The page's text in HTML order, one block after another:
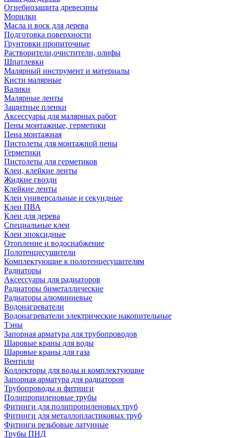
Огнебиозащита древесины
Морилки
Масла и воск для дерева
Подготовка поверхности
Грунтовки пропиточные
Растворители,очистители, олифы
Шпатлевки
Малярный инструмент и материалы
Кисти малярные
Валики
Малярные ленты
Защитные пленки
Аксессуары для малярных работ
Пены монтажные, герметики
Пена монтажная
Пистолеты для монтажной пены
Герметики
Пистолеты для герметиков
Клеи, клейкие ленты
Жидкие гвозди
Клейкие ленты
Клеи универсальные и секундные
Клеи ПВА
Клеи для дерева
Специальные клеи
Клеи эпоксидные
Отопление и водоснабжение
Полотенцесушители
Комплектующие к полотенцесушителям
Радиаторы
Аксессуары для радиаторов
Радиаторы биметаллические
Радиаторы алюминиевые
Водонагреватели
Водонагреватели электрические накопительные
Тэны
Запорная арматура для трубопроводов
Шаровые краны для воды
Шаровые краны для газа
Вентили
Коллекторы для воды и комплектующие
Запорная арматура для радиаторов
Трубопроводы и фитинги
Полипропиленовые трубы
Фитинги для полипропиленовых труб
Фитинги для металлопластиковых труб
Фитинги резьбовые латунные
Трубы ПНД